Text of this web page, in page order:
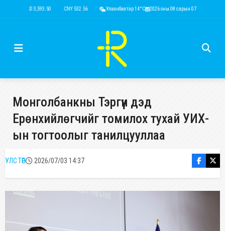
USD 3,593.50 CNY 532.56 RUB 44.52 EUR 4,146.36 KRW 2.52
Улаанбаатар 14°C 2026 оны 08 сарын 07
Монголбанкны Тэргүүн дэд
Ерөнхийлөгчийг томилох тухай УИХ-
ын тогтоолыг танилцууллаа
УЛС ТӨР 2026/07/03 14:37